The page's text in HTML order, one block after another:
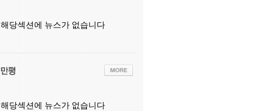
해당섹션에 뉴스가 없습니다
해당섹션에 뉴스가 없습니다